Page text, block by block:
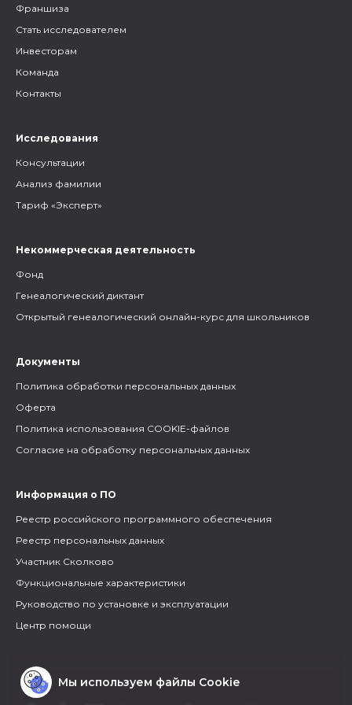
Франшиза
Стать исследователем
Инвесторам
Команда
Контакты
Исследования
Консультации
Анализ фамилии
Тариф «Эксперт»
Некоммерческая деятельность
Фонд
Генеалогический диктант
Открытый генеалогический онлайн-курс для школьников
Документы
Политика обработки персональных данных
Оферта
Политика использования COOKIE-файлов
Согласие на обработку персональных данных
Информация о ПО
Реестр российского программного обеспечения
Реестр персональных данных
Участник Сколково
Функциональные характеристики
Руководство по установке и эксплуатации
Центр помощи
Мы используем файлы Cookie